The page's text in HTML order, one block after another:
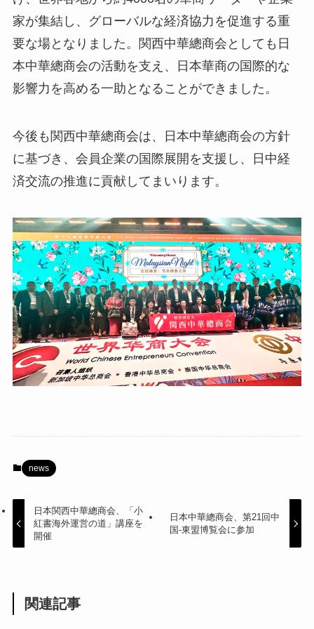
家が集結し、グローバルな経済協力を促進する重
要な場となりました。関西中華總商会としても日
本中華總商会の活動を支え、日本華商の国際的な
影響力を高める一助となることができました。
今後も関西中華總商会は、日本中華總商会の方針
に基づき、会員企業の国際展開を支援し、日中経
済交流の推進に貢献してまいります。
news
日本関西中華總商会、「小
紅書海外運営の道」講座を
開催
日本中華總商会、第21回中
国-東盟博覧会に参加
関連記事